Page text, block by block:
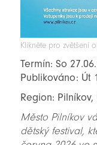
Klikněte pro zvětšení
Termín: So
Publikováno: Út
Region:
Město Pilníkov
dětský festival,